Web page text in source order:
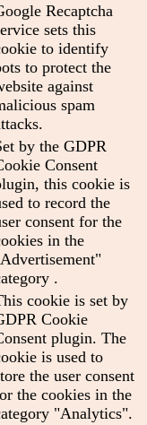
Recaptcha
sets this
to identify
to protect the
against
spam
by the GDPR
Consent
this cookie is
to record the
consent for the
in the
.
cookie is set by
Cookie
plugin. The
is used to
the user consent
the cookies in the
"Analytics".